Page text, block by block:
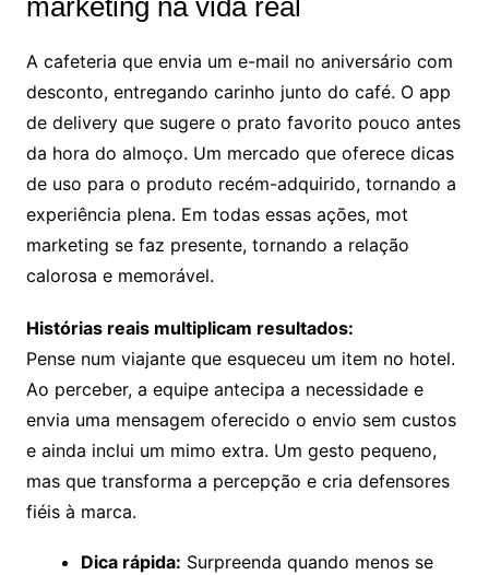
marketing na vida real
A cafeteria que envia um e-mail no aniversário com
desconto, entregando carinho junto do café. O app
de delivery que sugere o prato favorito pouco antes
da hora do almoço. Um mercado que oferece dicas
de uso para o produto recém-adquirido, tornando a
experiência plena. Em todas essas ações, mot
marketing se faz presente, tornando a relação
calorosa e memorável.
Histórias reais multiplicam resultados:
Pense num viajante que esqueceu um item no hotel.
Ao perceber, a equipe antecipa a necessidade e
envia uma mensagem oferecido o envio sem custos
e ainda inclui um mimo extra. Um gesto pequeno,
mas que transforma a percepção e cria defensores
fiéis à marca.
Dica rápida: Surpreenda quando menos se